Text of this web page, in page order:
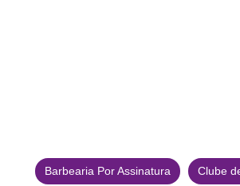
Barbearia Por Assinatura Clube